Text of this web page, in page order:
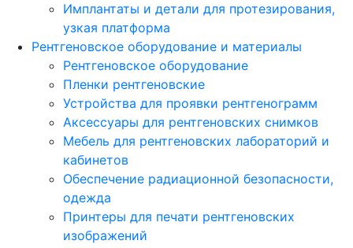
Имплантаты и детали для протезирования,
узкая платформа
Рентгеновское оборудование и материалы
Рентгеновское оборудование
Пленки рентгеновские
Устройства для проявки рентгенограмм
Аксессуары для рентгеновских снимков
Мебель для рентгеновских лабораторий и
кабинетов
Обеспечение радиационной безопасности,
одежда
Принтеры для печати рентгеновских
изображений